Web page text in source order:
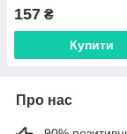
157 ₴
Купити
Про нас